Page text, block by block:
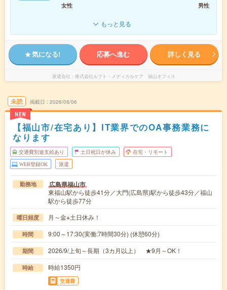
女性
男性
もっと見る
気になる! 応募へ進む 詳しく見る
派遣会社 株式会社ルフト・メディカルケア 福山オフィス
未読
NEW
掲載日 2026/08/06
【福山市/在宅あり】IT業界でのOA事務業務に
なります
交通費別途支給あり 土日祝日が休み 在宅・リモート
WEB登録OK 派遣
勤務地 広島県福山市
東福山駅から徒歩41分／大門(広島県)駅から徒歩43分／福山
駅から徒歩77分
曜日頻度 月～金※土日休み！
時間 9:00～17:30(実働:7時間30分) (休憩60分)
期間 2026/9/上旬～長期（3カ月以上） ★9月～OK！
時給 時給1350円
交通費